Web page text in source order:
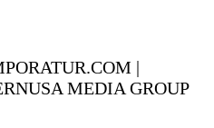
|
MEDIA GROUP